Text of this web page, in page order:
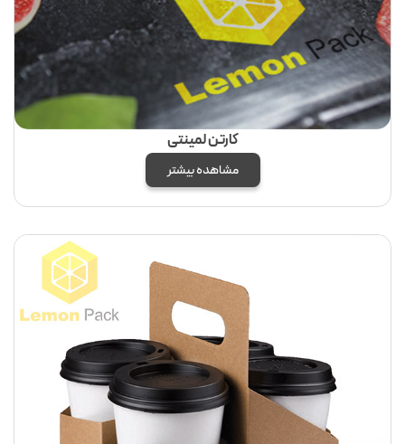
کارتن لمینتی
مشاهده بیشتر